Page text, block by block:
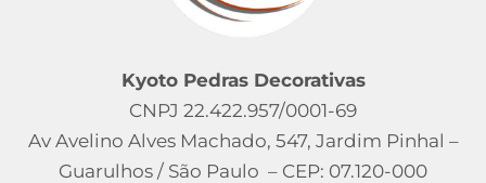
Kyoto Pedras Decorativas
CNPJ 22.422.957/0001-69
Av Avelino Alves Machado, 547, Jardim Pinhal –
Guarulhos / São Paulo – CEP: 07.120-000